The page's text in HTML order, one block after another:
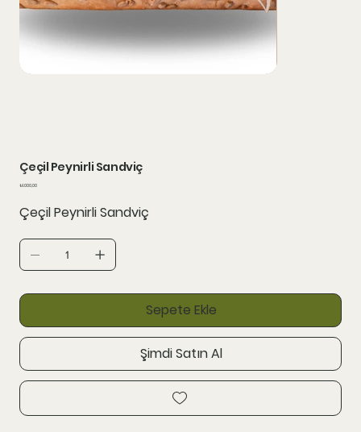
Çeçil Peynirli Sandviç
Fiyat
₺1.000,00
Çeçil Peynirli Sandviç
Sepete Ekle
Şimdi Satın Al